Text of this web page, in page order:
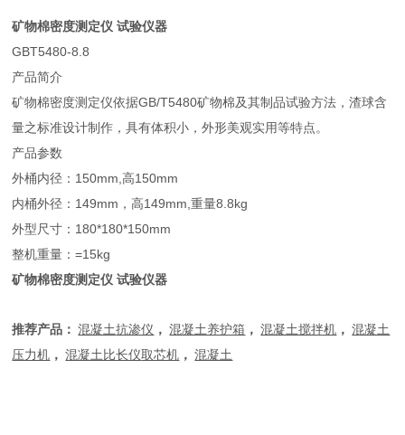
矿物棉密度测定仪 试验仪器
GBT5480-8.8
产品简介
矿物棉密度测定仪依据GB/T5480矿物棉及其制品试验方法，渣球含
量之标准设计制作，具有体积小，外形美观实用等特点。
产品参数
外桶内径：150mm,高150mm
内桶外径：149mm，高149mm,重量8.8kg
外型尺寸：180*180*150mm
整机重量：=15kg
矿物棉密度测定仪 试验仪器
推荐产品： 混凝土抗渗仪 ， 混凝土养护箱 ， 混凝土搅拌机 ， 混凝土
压力机 ， 混凝土比长仪取芯机 ， 混凝土